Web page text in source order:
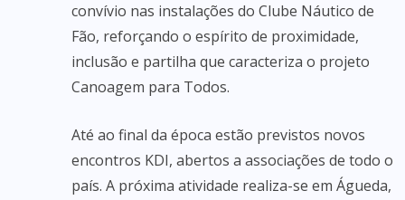
convívio nas instalações do Clube Náutico de
Fão, reforçando o espírito de proximidade,
inclusão e partilha que caracteriza o projeto
Canoagem para Todos.
Até ao final da época estão previstos novos
encontros KDI, abertos a associações de todo o
país. A próxima atividade realiza-se em Águeda,